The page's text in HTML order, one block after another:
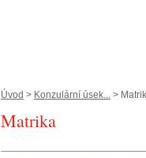
Úvod > Konzulární úsek... >
Matrika